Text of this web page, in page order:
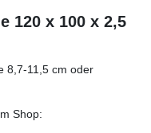
120 x 100 x 2,5
8,7-11,5 cm oder
Shop: